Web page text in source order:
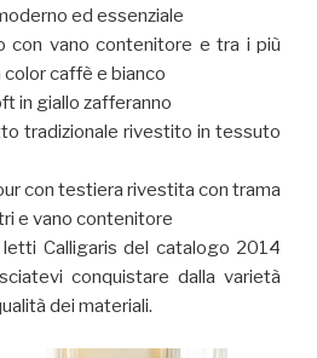
ed essenziale
con vano contenitore e tra i più
caffè e bianco
in giallo zafferanno
tradizionale rivestito in tessuto
con testiera rivestita con trama
e vano contenitore
Calligaris del catalogo 2014
conquistare dalla varietà
dei materiali.